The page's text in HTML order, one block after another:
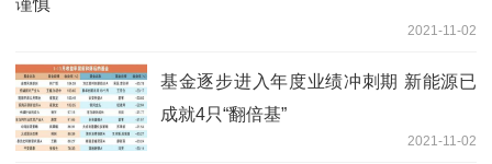
2021-11-02
基金逐步进入年度业绩冲刺期 新能源已
成就4只“翻倍基”
2021-11-02